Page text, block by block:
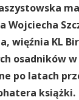
Wojciecha
więźnia KL
osadników w
po latach
książki.